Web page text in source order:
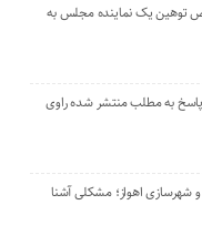
توهین یک نماینده مجلس به
به مطلب منتشر شده راوی
و شهرسازی اهواز؛ مشکلی آشنا